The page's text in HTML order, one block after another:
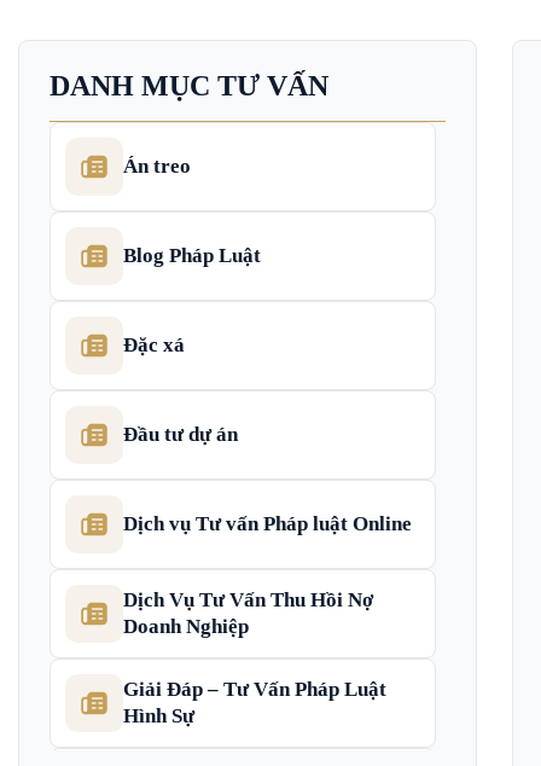
DANH MỤC TƯ VẤN
Án treo
Blog Pháp Luật
Đặc xá
Đầu tư dự án
Dịch vụ Tư vấn Pháp luật Online
Dịch Vụ Tư Vấn Thu Hồi Nợ
Doanh Nghiệp
Giải Đáp – Tư Vấn Pháp Luật
Hình Sự